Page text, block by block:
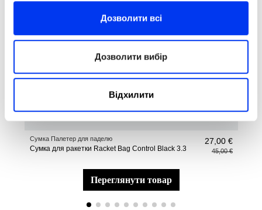
Дозволити всі
Дозволити вибір
Відхилити
Сумка Палетер для паделю
Сумка для ракетки Racket Bag Control Black 3.3
27,00 €
45,00 €
переглянути товар